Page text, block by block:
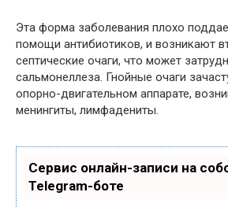
Эта форма заболевания плохо
помощи антибиотиков, и возникают
септические очаги, что может
сальмонеллеза. Гнойные очаги
опорно-двигательном аппарате,
менингиты, лимфадениты.
Сервис онлайн-записи на
Telegram-боте